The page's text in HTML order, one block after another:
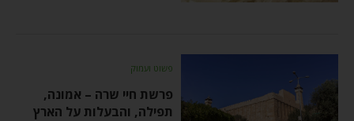
פשוט ועמוק
פרשת חיי שרה – אמונה,
תפילה, והבעלות על הארץ